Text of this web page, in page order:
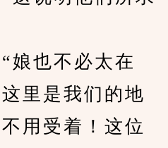
也不必太在
里是我们的地
用受着！这位